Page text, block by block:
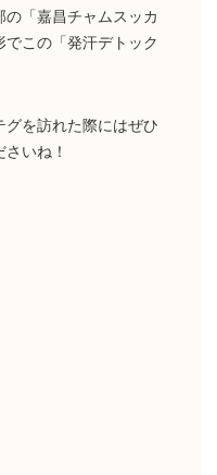
「嘉昌チャムスッカ
この「発汗デトック
グを訪れた際にはぜひ
いね！